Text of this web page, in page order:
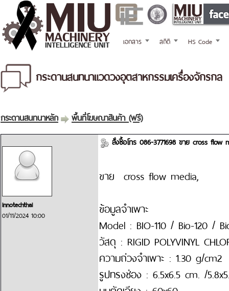
เอกสาร สถิติ HS Code
กระดานสนทนาแวดวงอุตสาหกรรมเครื่องจักรกล
กระดานสนทนาหลัก พื้นที่โฆษณาสินค้า (ฟรี)
innotechthai
01/11/2024 10:00
สั่งซื้อโทร 086-3771698 ขาย cross flow
ขาย cross flow media,
ข้อมูลจำเพาะ
Model : BIO-110 / Bio-120 /
วัสดุ : RIGID POLYVINYL
ความถ่วงจำเพาะ : 1.30 g/cm2
รูปทรงช่อง : 6.5x6.5 cm. /